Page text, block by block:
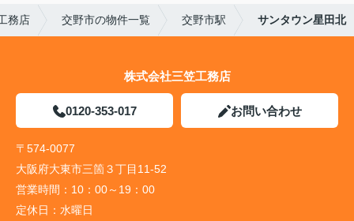
務店 交野市の物件一覧 交野市駅 サンタウン星田北
株式会社三笠工務店
0120-353-017 お問い合わせ
〒574-0077
大阪府大東市三箇３丁目11-52
営業時間： 10：00～19：00
定休日： 水曜日